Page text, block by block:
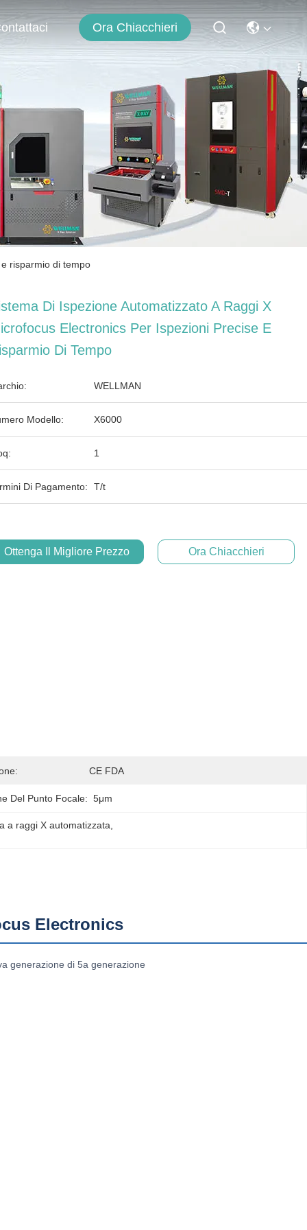
Ora Chiacchieri
risparmio di tempo
Di Ispezione Automatizzato A Raggi X
Electronics Per Ispezioni Precise E
Di Tempo
WELLMAN
Modello: X6000
1
Di Pagamento: T/t
Ottenga Il Migliore Prezzo Ora Chiacchieri
CE FDA
Del Punto Focale: 5μm
a raggi X automatizzata
Electronics
generazione di 5a generazione